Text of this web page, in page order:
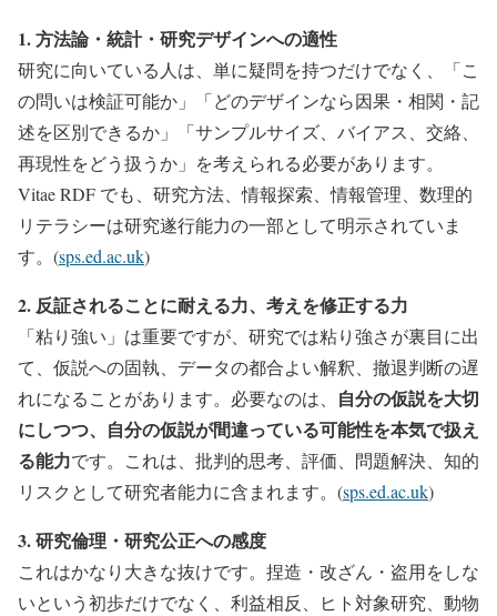
1. 方法論・統計・研究デザインへの適性
研究に向いている人は、単に疑問を持つだけでなく、「こ
の問いは検証可能か」「どのデザインなら因果・相関・記
述を区別できるか」「サンプルサイズ、バイアス、交絡、
再現性をどう扱うか」を考えられる必要があります。
Vitae RDF でも、研究方法、情報探索、情報管理、数理的
リテラシーは研究遂行能力の一部として明示されていま
す。(sps.ed.ac.uk)
2. 反証されることに耐える力、考えを修正する力
「粘り強い」は重要ですが、研究では粘り強さが裏目に出
て、仮説への固執、データの都合よい解釈、撤退判断の遅
れになることがあります。必要なのは、 自分の仮説を大切
にしつつ、自分の仮説が間違っている可能性を本気で扱え
る能力です。これは、批判的思考、評価、問題解決、知的
リスクとして研究者能力に含まれます。(sps.ed.ac.uk)
3. 研究倫理・研究公正への感度
これはかなり大きな抜けです。捏造・改ざん・盗用をしな
いという初歩だけでなく、利益相反、ヒト対象研究、動物